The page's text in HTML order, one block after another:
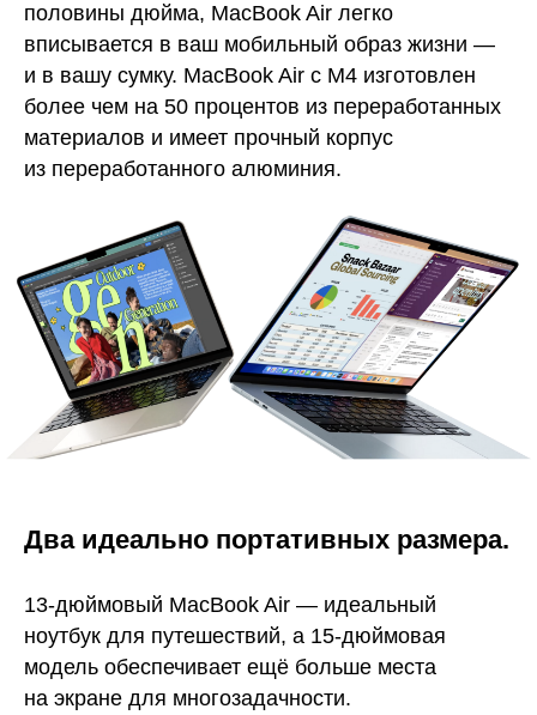
половины дюйма, MacBook Air легко
вписывается в ваш мобильный образ жизни —
и в вашу сумку. MacBook Air с M4 изготовлен
более чем на 50 процентов из переработанных
материалов и имеет прочный корпус
из переработанного алюминия.
Два идеально портативных размера.
13-дюймовый MacBook Air — идеальный
ноутбук для путешествий, а 15-дюймовая
модель обеспечивает ещё больше места
на экране для многозадачности.